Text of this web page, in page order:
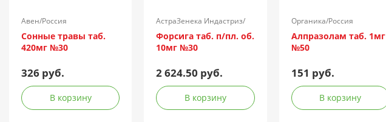
Авен/Россия
Сонные травы таб.
420мг №30
326 руб.
В корзину
АстраЗенека Индастриз/
Россия
Форсига таб. п/пл. об.
10мг №30
2 624.50 руб.
В корзину
Органика/Россия
Алпразолам таб. 1мг
№50
151 руб.
В корзину